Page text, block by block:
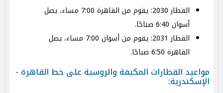
القطار 2030: يقوم من القاهرة 7:00 مساء، يصل
أسوان 6:40 صباحًا.
القطار 2031: يقوم من أسوان 7:00 مساء، يصل
القاهرة 6:50 صباحًا.
مواعيد القطارات المكيفة والروسية على خط القاهرة -
الإسكندرية: